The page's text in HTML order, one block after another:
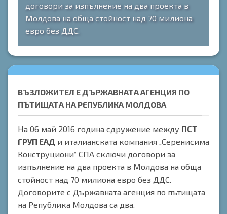
договори за изпълнение на два проекта в
Молдова на обща стойност над 70 милиона
евро без ДДС.
ВЪЗЛОЖИТЕЛ Е ДЪРЖАВНАТА АГЕНЦИЯ ПО
ПЪТИЩАТА НА РЕПУБЛИКА МОЛДОВА
На 06 май 2016 година сдружение между ПСТ
ГРУП ЕАД и италианската компания „Серенисима
Конструциони“ СПА сключи договори за
изпълнение на два проекта в Молдова на обща
стойност над 70 милиона евро без ДДС.
Договорите с Държавната агенция по пътищата
на Република Молдова са два.